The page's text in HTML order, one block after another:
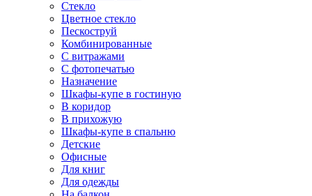
Стекло
Цветное стекло
Пескоструй
Комбинированные
С витражами
С фотопечатью
Назначение
Шкафы-купе в гостиную
В коридор
В прихожую
Шкафы-купе в спальню
Детские
Офисные
Для книг
Для одежды